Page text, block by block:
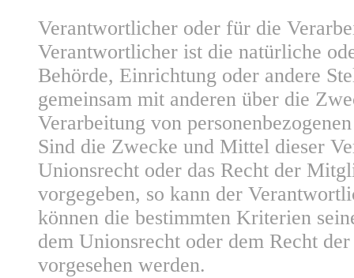
Verantwortlicher oder für die
Verantwortlicher ist die natürliche
Behörde, Einrichtung oder andere
gemeinsam mit anderen über die
Verarbeitung von
Sind die Zwecke und Mittel dieser
Unionsrecht oder das Recht der
vorgegeben, so kann der
können die bestimmten Kriterien
dem Unionsrecht oder dem Recht
vorgesehen werden.